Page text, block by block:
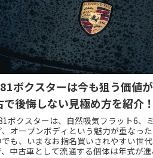
ボクスターは今も狙う価値
で後悔しない見極め方を紹介！
ボクスターは、自然吸気フラット6、
、オープンボディという魅力が重なっ
でも、いまなお指名買いされやすい世
、中古車として流通する個体は年式が